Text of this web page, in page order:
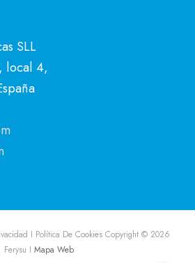
SLL
local 4,
I Política De Cookies Copyright © 2026
Ferysu I Mapa Web